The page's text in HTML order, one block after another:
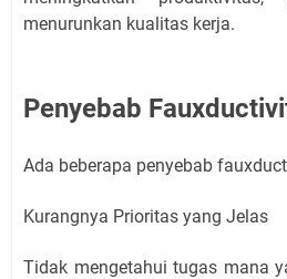
menurunkan kualitas kerja.
Penyebab
Ada beberapa penyebab
Kurangnya Prioritas yang Jelas
Tidak mengetahui tugas mana